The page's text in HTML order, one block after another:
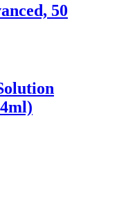
50